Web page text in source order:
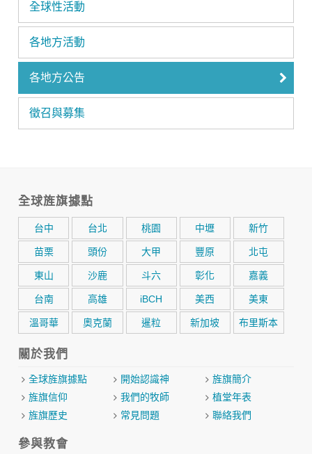
全球性活動
各地方活動
各地方公告
徵召與募集
全球旌旗據點
台中 台北 桃園 中壢 新竹
苗栗 頭份 大甲 豐原 北屯
東山 沙鹿 斗六 彰化 嘉義
台南 高雄 iBCH 美西 美東
溫哥華 奧克蘭 暹粒 新加坡 布里斯本
關於我們
全球旌旗據點 開始認識神
旌旗簡介
旌旗信仰
我們的牧師
植堂年表
旌旗歷史
常見問題 聯絡我們
參與教會